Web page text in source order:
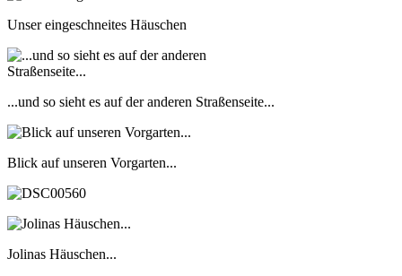
Unser eingeschneites Häuschen
...und so sieht es auf der anderen Straßenseite...
Blick auf unseren Vorgarten...
Jolinas Häuschen...